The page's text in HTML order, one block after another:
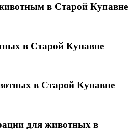
в Старой Купавне
в Старой Купавне
в Старой Купавне
для животных в